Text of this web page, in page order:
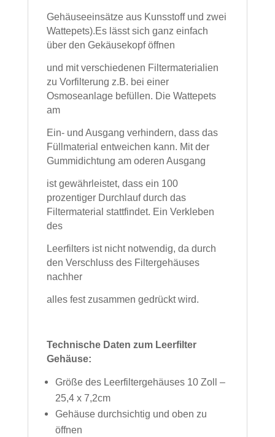
Gehäuseeinsätze aus Kunsstoff und zwei
Wattepets).Es lässt sich ganz einfach
über den Gekäusekopf öffnen
und mit verschiedenen Filtermaterialien
zu Vorfilterung z.B. bei einer
Osmoseanlage befüllen. Die Wattepets
am
Ein- und Ausgang verhindern, dass das
Füllmaterial entweichen kann. Mit der
Gummidichtung am oderen Ausgang
ist gewährleistet, dass ein 100
prozentiger Durchlauf durch das
Filtermaterial stattfindet. Ein Verkleben
des
Leerfilters ist nicht notwendig, da durch
den Verschluss des Filtergehäuses
nachher
alles fest zusammen gedrückt wird.
Technische Daten zum Leerfilter
Gehäuse:
Größe des Leerfiltergehäuses 10 Zoll –
25,4 x 7,2cm
Gehäuse durchsichtig und oben zu
öffnen